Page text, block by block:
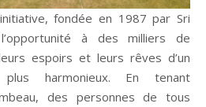
fondée en 1987 par Sri
à des milliers de
espoirs et leurs rêves d’un
harmonieux. En tenant
des personnes de tous